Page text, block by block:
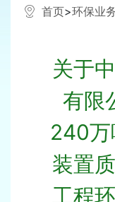
首页>环保业
关于
有限
240万
装置
工程